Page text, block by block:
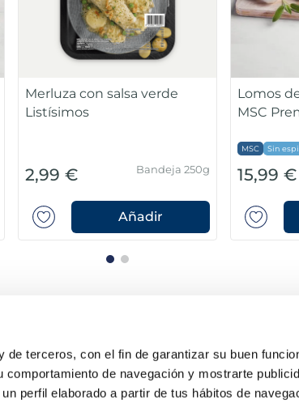
terceros, con el fin de garantizar su buen
de navegación y mostrarte
perfil elaborado a partir de tus hábitos de
Pack 180 g
Añadir
1,99 €
Añadir